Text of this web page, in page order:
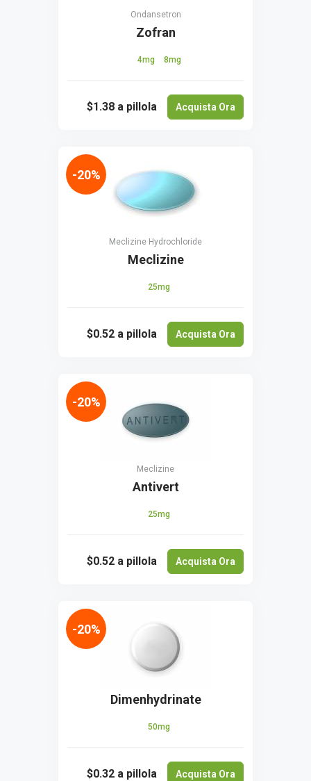
Ondansetron
Zofran
4mg 8mg
$1.38 a pillola Acquista Ora
Meclizine Hydrochloride
Meclizine
25mg
$0.52 a pillola Acquista Ora
-20%
Meclizine
Antivert
25mg
$0.52 a pillola Acquista Ora
-20%
Dimenhydrinate
50mg
$0.32 a pillola Acquista Ora
-20%